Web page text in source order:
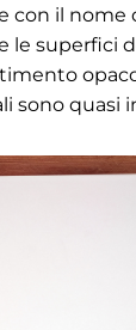
con il nome
le superfici
sono quasi